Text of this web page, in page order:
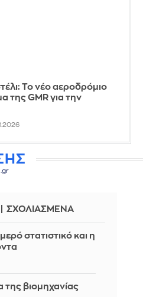
Το νέο αεροδρόμιο
της GMR για την
ΣΧΟΛΙΑΣΜΕΝΑ
στατιστικό και η
της βιομηχανίας